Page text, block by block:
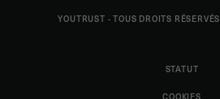
YOUTRUST - TOUS DROITS RÉSERVÉS
STATUT
COOKIES